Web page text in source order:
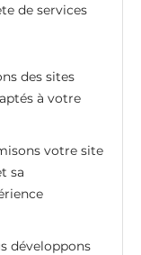
de services
des sites
à votre
votre site
sa
développons